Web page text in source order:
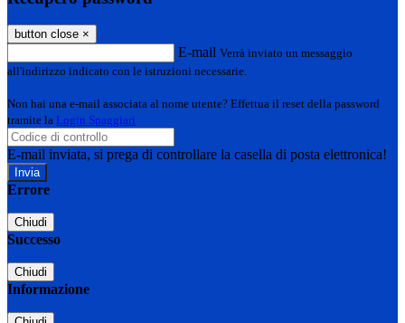
button close ×
E-mail Verrà inviato un messaggio
all'indirizzo indicato con le istruzioni necessarie.
Non hai una e-mail associata al nome utente? Effettua il reset della password
tramite la Login Spaggiari
E-mail inviata, si prega di controllare la casella di posta elettronica!
Errore
Chiudi
Successo
Chiudi
Informazione